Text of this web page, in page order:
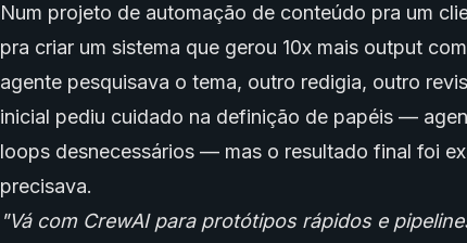
Num projeto de automação de conteúdo pra um
pra criar um sistema que gerou 10x mais output
agente pesquisava o tema, outro redigia, outro
inicial pediu cuidado na definição de papéis —
loops desnecessários — mas o resultado final foi
precisava.
"Vá com CrewAI para protótipos rápidos e